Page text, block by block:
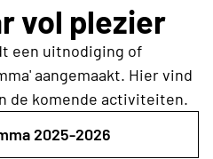
vol plezier
een uitnodiging of
aangemaakt. Hier vind
de komende activiteiten.
2025-2026